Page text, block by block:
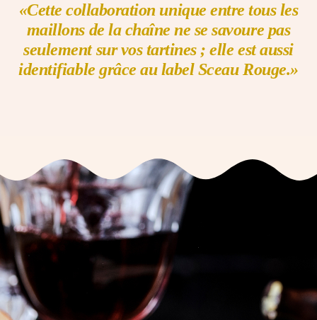
«Cette collaboration unique entre tous les
maillons de la chaîne ne se savoure pas
seulement sur vos tartines ; elle estaussi
identifiable grâce au label Sceau Rouge.»